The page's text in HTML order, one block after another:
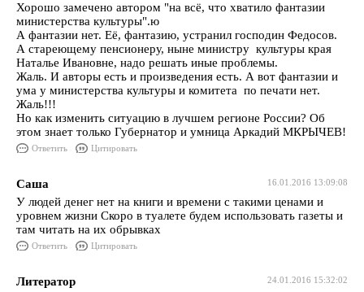
Хорошо замечено автором "на всё, что хватило фантазии
министерства культуры".ю
А фантазии нет. Её, фантазию, устранил господин Федосов.
А стареющему пенсионеру, ныне министру культуры края
Наталье Ивановне, надо решать иные проблемы.
Жаль. И авторы есть и произведения есть. А вот фантазии и
ума у министерства культуры и комитета по печати нет.
Жаль!!!
Но как изменить ситуацию в лучшем регионе России? Об
этом знает только Губернатор и умница Аркадий МКРЫЧЕВ!
Ответить Цитировать
16.01.2016 13:09:08
Саша
У людей денег нет на книги и времени с такими ценами и
уровнем жизни Скоро в туалете будем использовать газеты и
там читать на их обрывках
Ответить Цитировать
24.01.2016 15:32:02
Литератор